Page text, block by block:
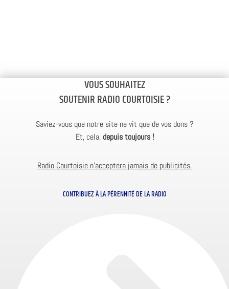
VOUS SOUHAITEZ
SOUTENIR RADIO COURTOISIE ?
Saviez-vous que notre site ne vit que de vos dons ?
Et, cela, depuis toujours !
Radio Courtoisie n’acceptera jamais de publicités.
CONTRIBUEZ À LA PÉRENNITÉ DE LA RADIO